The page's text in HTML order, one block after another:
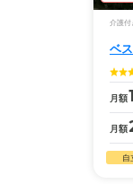
介護付
ベ
月額
月額
自